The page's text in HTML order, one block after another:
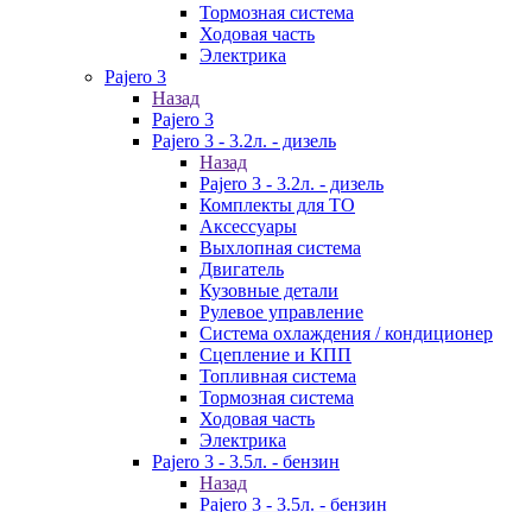
Тормозная система
Ходовая часть
Электрика
Pajero 3
Назад
Pajero 3
Pajero 3 - 3.2л. - дизель
Назад
Pajero 3 - 3.2л. - дизель
Комплекты для ТО
Аксессуары
Выхлопная система
Двигатель
Кузовные детали
Рулевое управление
Система охлаждения / кондиционер
Сцепление и КПП
Топливная система
Тормозная система
Ходовая часть
Электрика
Pajero 3 - 3.5л. - бензин
Назад
Pajero 3 - 3.5л. - бензин